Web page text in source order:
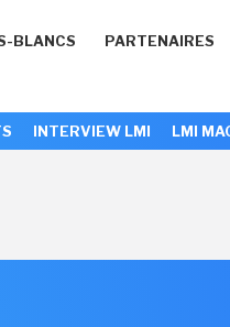
BLANCS PARTENAIRES
INTERVIEW LMI LMI